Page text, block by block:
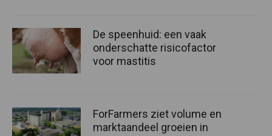
De speenhuid: een vaak
onderschatte risicofactor
voor mastitis
ForFarmers ziet volume en
marktaandeel groeien in